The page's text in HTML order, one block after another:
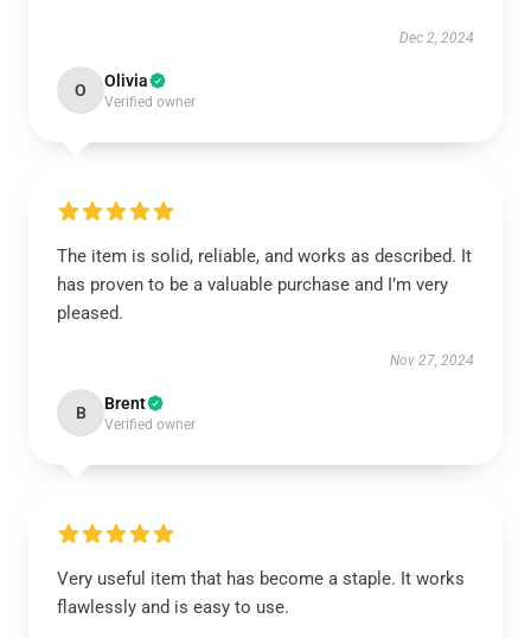
Dec 2, 2024
O Olivia
Verified owner
The item is solid, reliable, and works as described. It
has proven to be a valuable purchase and I’m very
pleased.
Nov 27, 2024
B Brent
Verified owner
Very useful item that has become a staple. It works
flawlessly and is easy to use.